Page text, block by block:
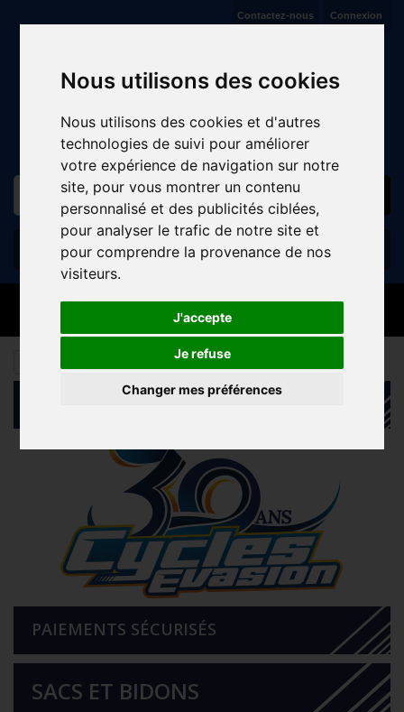
Nous utilisons des cookies
Nous utilisons des cookies et d'autres
technologies de suivi pour améliorer
votre expérience de navigation sur notre
site, pour vous montrer un contenu
personnalisé et des publicités ciblées,
pour analyser le trafic de notre site et
pour comprendre la provenance de nos
visiteurs.
J'accepte
Je refuse
Changer mes préférences
Connexion
Contactez-nous
Panier (vide)
MENU
ACCESSOIRES SACS ET BIDONS
PAIEMENTS SÉCURISÉS
SACS ET BIDONS